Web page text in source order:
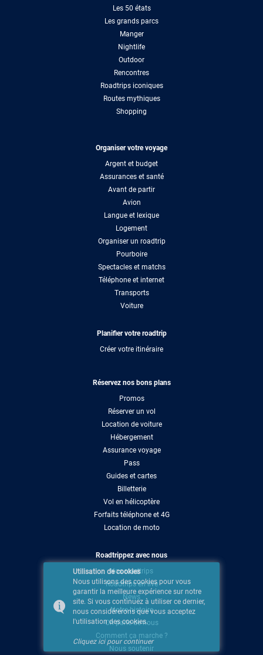
Les 50 états
Les grands parcs
Manger
Nightlife
Outdoor
Rencontres
Roadtrips iconiques
Routes mythiques
Shopping
Organiser votre voyage
Argent et budget
Assurances et santé
Avant de partir
Avion
Langue et lexique
Logement
Organiser un roadtrip
Pourboire
Spectacles et matchs
Téléphone et internet
Transports
Voiture
Planifier votre roadtrip
Créer votre itinéraire
Réservez nos bons plans
Promos
Réserver un vol
Location de voiture
Hébergement
Assurance voyage
Pass
Guides et cartes
Billetterie
Vol en hélicoptère
Forfaits téléphone et 4G
Location de moto
Roadtrippez avec nous
Nos roadtrips
Roadtrips en live
News
Notre histoire
On parle de nous
Comment ça marche ?
Nous soutenir
Utilisation de cookies
Nous utilisons des cookies pour vous
garantir la meilleure expérience sur notre
site. Si vous continuez à utiliser ce dernier,
nous considérerons que vous acceptez
l'utilisation des cookies.
Cliquez ici pour continuer